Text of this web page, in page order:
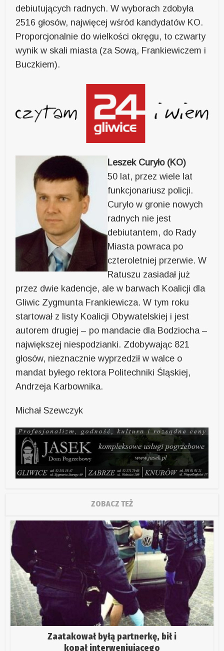
debiutujących radnych. W wyborach zdobyła
2516 głosów, najwięcej wśród kandydatów KO.
Proporcjonalnie do wielkości okręgu, to czwarty
wynik w skali miasta (za Sową, Frankiewiczem i
Buczkiem).
Leszek Curyło (KO)
50 lat, przez wiele lat
funkcjonariusz policji.
Curyło w gronie nowych
radnych nie jest
debiutantem, do Rady
Miasta powraca po
czteroletniej przerwie. W
Ratuszu zasiadał już
przez dwie kadencje, ale w barwach Koalicji dla
Gliwic Zygmunta Frankiewicza. W tym roku
startował z listy Koalicji Obywatelskiej i jest
autorem drugiej – po mandacie dla Bodziocha –
największej niespodzianki. Zdobywając 821
głosów, nieznacznie wyprzedził w walce o
mandat byłego rektora Politechniki Śląskiej,
Andrzeja Karbownika.
Michał Szewczyk
ZOBACZ TEŻ
Zaatakował byłą partnerkę, bił i
kopał interweniującego